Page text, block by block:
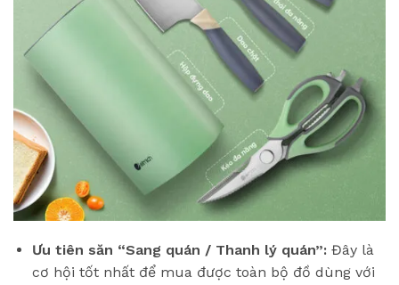
Ưu tiên săn “Sang quán / Thanh lý quán”:Đây là
cơ hội tốt nhất để mua được toàn bộ đồ dùng với